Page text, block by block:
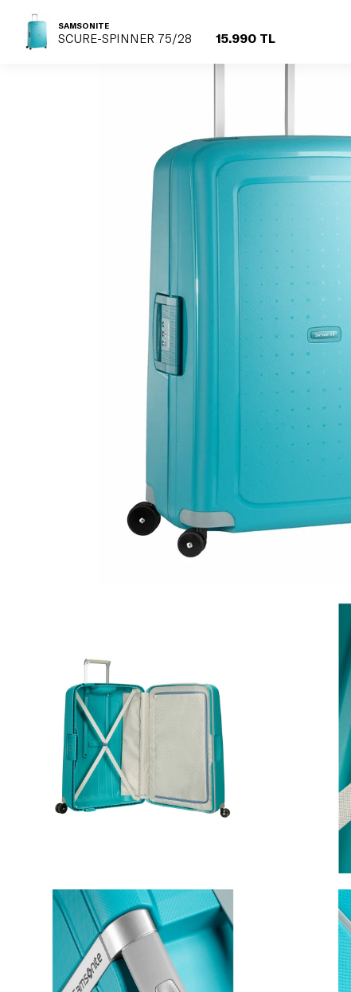
SAMSONITE
SCURE-SPINNER 75/28 15.990 TL